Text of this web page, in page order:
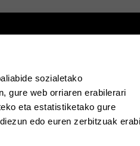
sozialetako
gure web orriaren erabilerari
eta estatistiketako gure
edo euren zerbitzuak
Lege oharra
en
EHU Bluesky-nEHU Facebook-en
EHU